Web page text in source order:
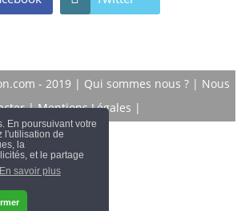
En poursuivant votre
l'utilisation de
la
et le partage
En savoir plus
- 2019 | Qui sommes nous ? | Nous
|Mentions Légales |